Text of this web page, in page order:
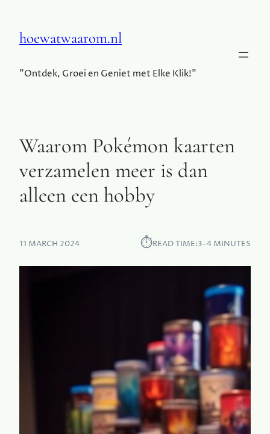
hoewatwaarom.nl
"Ontdek, Groei en Geniet met Elke Klik!"
Waarom Pokémon kaarten
verzamelen meer is dan
alleen een hobby
11 MARCH 2024 ⏱︎READ TIME:3–4 MINUTES